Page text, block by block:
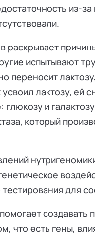
из-за
раскрывает
испытывают
переносит
лактозу, ей
и
который
тестирования для
создавать
что есть гены,